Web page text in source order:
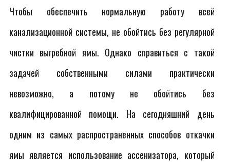
Чтобы обеспечить нормальную работу всей
канализационной системы, не обойтись без регулярной
чистки выгребной ямы. Однако справиться с такой
задачей собственными силами практически
невозможно, а потому не обойтись без
квалифицированной помощи. На сегодняшний день
одним из самых распространенных способов откачки
ямы является использование ассенизатора, который